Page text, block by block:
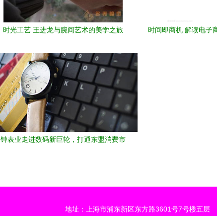
时光工艺 王进龙与腕间艺术的美学之旅
时间即商机 解读电子
钟表业走进数码新巨轮，打通东盟消费市
地址：上海市浦东新区东方路3601号7号楼五层